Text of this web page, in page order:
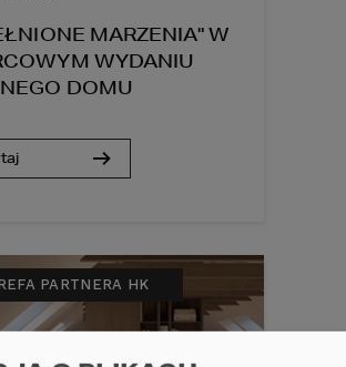
MARZENIA" W
WYDANIU
DOMU
PARTNERA HK